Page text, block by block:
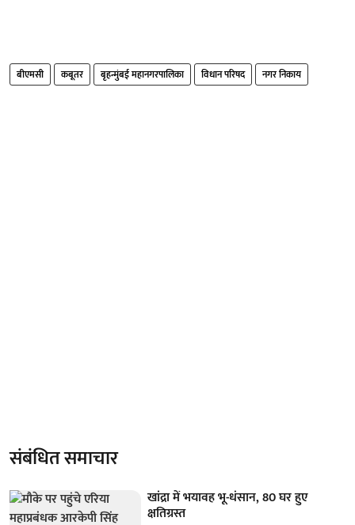
बीएमसी कबूतर बृहन्मुंबई महानगरपालिका विधान परिषद नगर निकाय
संबंधित समाचार
खांद्रा में भयावह भू-धंसान, 80 घर हुए
क्षतिग्रस्त